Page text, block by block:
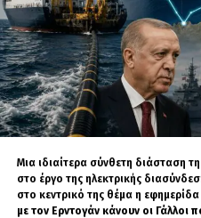
Μια ιδιαίτερα σύνθετη διάσταση
στο έργο της ηλεκτρικής
στο κεντρικό της θέμα η
με τον Ερντογάν κάνουν οι Γάλλοι